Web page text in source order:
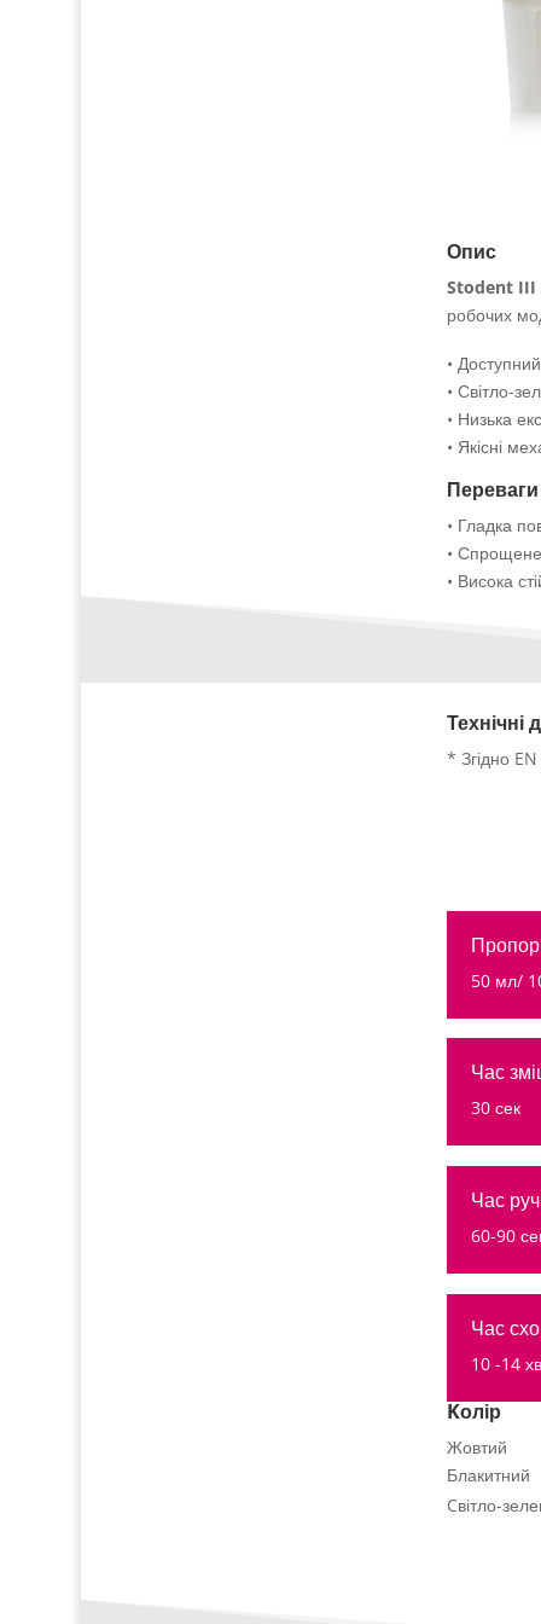
Опис
Stodent III
робочих
•
• Світло-
• Низька
• Якісні
Переваги
• Гладка
• Спрощене
• Висока
Технічні
* Згідно
50 мл/
Час
30 сек
Час
60-90
Час
10 -14 хв
Kолір
Жовтий
Блакитний
Cвітло-